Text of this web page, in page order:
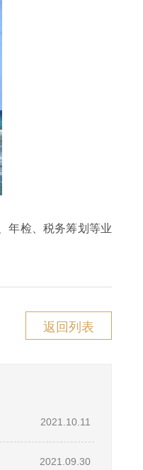
年检、税务筹划等业
返回列表
2021.10.11
2021.09.30